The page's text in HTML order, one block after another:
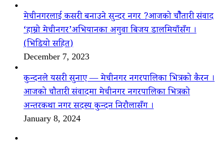
मेचीनगरलाई कसरी बनाउने सुन्दर नगर ?आजको चौैतारी संवाद
‘हाम्रो मेचीनगर’अभियानका अगुवा बिजय डालमियाँसँग ।
(भिडियो सहित)
December 7, 2023
कुन्दनले यसरी सुनाए — मेचीनगर नगरपालिका भित्रको कैरन ।
आजको चौतारी संवादमा मेचीनगर नगरपालिका भित्रको
अन्तरकथा नगर सदस्य कुन्दन निरौलासँग ।
January 8, 2024